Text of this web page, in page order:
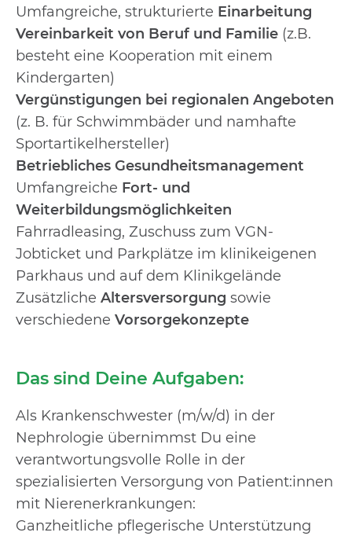
Umfangreiche, strukturierte Einarbeitung
Vereinbarkeit von Beruf und Familie (z.B.
besteht eine Kooperation mit einem
Kindergarten)
Vergünstigungen bei regionalen Angeboten
(z. B. für Schwimmbäder und namhafte
Sportartikelhersteller)
Betriebliches Gesundheitsmanagement
Umfangreiche Fort- und
Weiterbildungsmöglichkeiten
Fahrradleasing, Zuschuss zum VGN-
Jobticket und Parkplätze im klinikeigenen
Parkhaus und auf dem Klinikgelände
Zusätzliche Altersversorgung sowie
verschiedene Vorsorgekonzepte
Das sind Deine Aufgaben:
Als Krankenschwester (m/w/d) in der
Nephrologie übernimmst Du eine
verantwortungsvolle Rolle in der
spezialisierten Versorgung von Patient:innen
mit Nierenerkrankungen:
Ganzheitliche pflegerische Unterstützung